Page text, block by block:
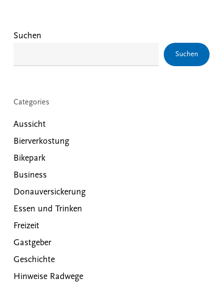
Suchen
Suchen
Categories
Aussicht
Bierverkostung
Bikepark
Business
Donauversickerung
Essen und Trinken
Freizeit
Gastgeber
Geschichte
Hinweise Radwege